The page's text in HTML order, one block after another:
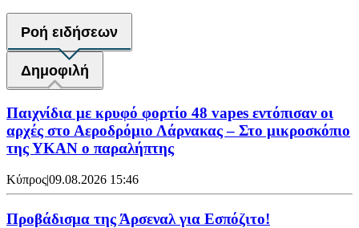
Ροή ειδήσεων
Δημοφιλή
Παιχνίδια με κρυφό φορτίο 48 vapes εντόπισαν οι
αρχές στο Αεροδρόμιο Λάρνακας – Στο μικροσκόπιο
της ΥΚΑΝ ο παραλήπτης
Κύπρος|09.08.2026 15:46
Προβάδισμα της Άρσεναλ για Εσπόζιτο!